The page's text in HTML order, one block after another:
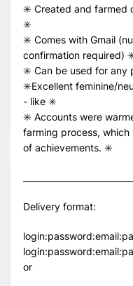
✳️ Created and farmed
✳️
✳️ Comes with Gmail
confirmation required)
✳️ Can be used for any
✳️Excellent feminine/
- like ✳️
✳️ Accounts were
farming process,
of achievements. ✳️
Delivery format:
or